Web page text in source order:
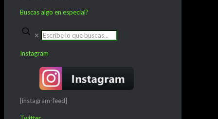
Buscas algo en especial?
✕
Instagram
[instagram-feed]